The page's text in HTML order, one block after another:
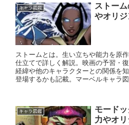
キャラ図鑑
ストー
やオリジ
ストームとは。生い立ちや能力を原
仕立てで詳しく解説。映画の予習・
経緯や他のキャラクターとの関係を
登場するかも記載。マーベルキャラ図
キャラ図鑑
モード
力やオ